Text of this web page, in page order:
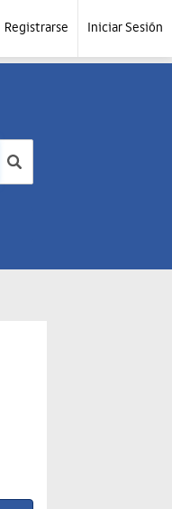
Registrarse Iniciar Sesión